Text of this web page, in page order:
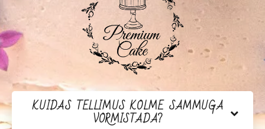
KUIDAS TELLIMUS KOLME SAMMUGA
VORMISTADA?